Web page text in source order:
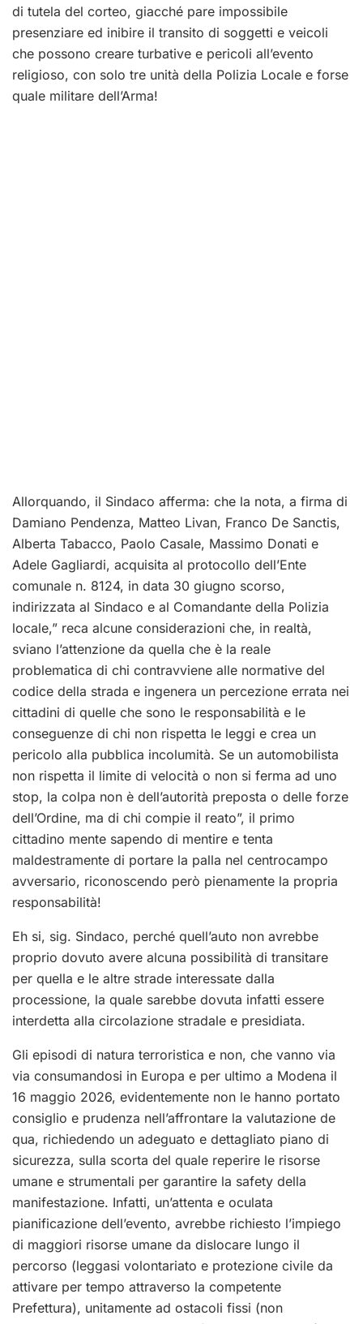
di tutela del corteo, giacché pare impossibile
presenziare ed inibire il transito di soggetti e veicoli
che possono creare turbative e pericoli all’evento
religioso, con solo tre unità della Polizia Locale e forse
quale militare dell’Arma!
Allorquando, il Sindaco afferma: che la nota, a firma di
Damiano Pendenza, Matteo Livan, Franco De Sanctis,
Alberta Tabacco, Paolo Casale, Massimo Donati e
Adele Gagliardi, acquisita al protocollo dell’Ente
comunale n. 8124, in data 30 giugno scorso,
indirizzata al Sindaco e al Comandante della Polizia
locale,” reca alcune considerazioni che, in realtà,
sviano l’attenzione da quella che è la reale
problematica di chi contravviene alle normative del
codice della strada e ingenera un percezione errata nei
cittadini di quelle che sono le responsabilità e le
conseguenze di chi non rispetta le leggi e crea un
pericolo alla pubblica incolumità. Se un automobilista
non rispetta il limite di velocità o non si ferma ad uno
stop, la colpa non è dell’autorità preposta o delle forze
dell’Ordine, ma di chi compie il reato”, il primo
cittadino mente sapendo di mentire e tenta
maldestramente di portare la palla nel centrocampo
avversario, riconoscendo però pienamente la propria
responsabilità!
Eh si, sig. Sindaco, perché quell’auto non avrebbe
proprio dovuto avere alcuna possibilità di transitare
per quella e le altre strade interessate dalla
processione, la quale sarebbe dovuta infatti essere
interdetta alla circolazione stradale e presidiata.
Gli episodi di natura terroristica e non, che vanno via
via consumandosi in Europa e per ultimo a Modena il
16 maggio 2026, evidentemente non le hanno portato
consiglio e prudenza nell’affrontare la valutazione de
qua, richiedendo un adeguato e dettagliato piano di
sicurezza, sulla scorta del quale reperire le risorse
umane e strumentali per garantire la safety della
manifestazione. Infatti, un’attenta e oculata
pianificazione dell’evento, avrebbe richiesto l’impiego
di maggiori risorse umane da dislocare lungo il
percorso (leggasi volontariato e protezione civile da
attivare per tempo attraverso la competente
Prefettura), unitamente ad ostacoli fissi (non